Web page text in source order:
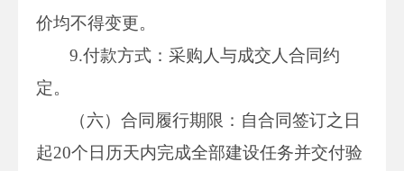
价均不得变更。
9.付款方式：采购人与成交人合同约
定。
（六）合同履行期限：自合同签订之日
起20个日历天内完成全部建设任务并交付验